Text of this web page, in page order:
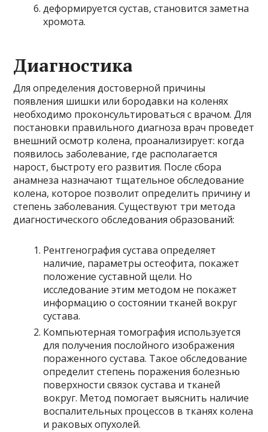
деформируется сустав, становится заметна
хромота.
Диагностика
Для определения достоверной причины
появления шишки или бородавки на коленях
необходимо проконсультироваться с врачом. Для
постановки правильного диагноза врач проведет
внешний осмотр колена, проанализирует: когда
появилось заболевание, где располагается
нарост, быстроту его развития. После сбора
анамнеза назначают тщательное обследование
колена, которое позволит определить причину и
степень заболевания. Существуют три метода
диагностического обследования образований:
Рентгенография сустава определяет
наличие, параметры остеофита, покажет
положение суставной щели. Но
исследование этим методом не покажет
информацию о состоянии тканей вокруг
сустава.
Компьютерная томография используется
для получения послойного изображения
пораженного сустава. Такое обследование
определит степень поражения болезнью
поверхности связок сустава и тканей
вокруг. Метод помогает выяснить наличие
воспалительных процессов в тканях колена
и раковых опухолей.